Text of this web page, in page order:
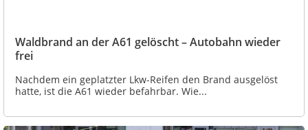
Waldbrand an der A61 gelöscht – Autobahn wieder
frei
Nachdem ein geplatzter Lkw-Reifen den Brand ausgelöst
hatte, ist die A61 wieder befahrbar. Wie...